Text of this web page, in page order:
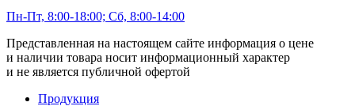
Пн-Пт, 8:00-18:00; Сб, 8:00-14:00
Представленная на настоящем сайте информация о цене
и наличии товара носит информационный характер
и не является публичной офертой
Продукция